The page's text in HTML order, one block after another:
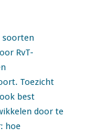
soorten
RvT-
Toezicht
best
door te
hoe